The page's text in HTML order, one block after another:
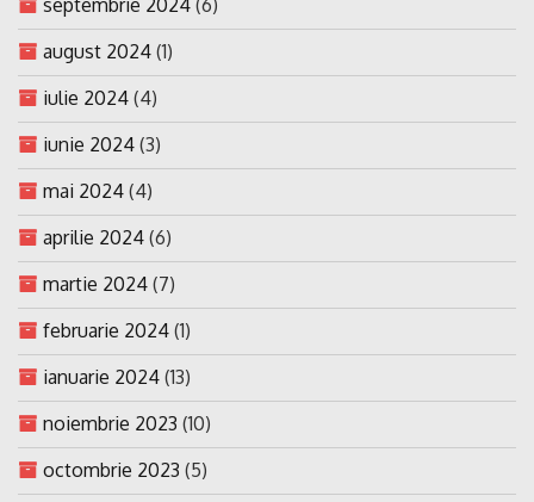
august 2024 (1)
iulie 2024 (4)
iunie 2024 (3)
mai 2024 (4)
aprilie 2024 (6)
martie 2024 (7)
februarie 2024 (1)
ianuarie 2024 (13)
noiembrie 2023 (10)
octombrie 2023 (5)